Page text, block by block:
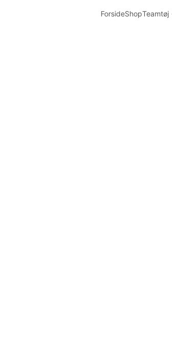
ForsideShopTeamtøj